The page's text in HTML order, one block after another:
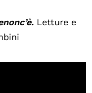
Letture e